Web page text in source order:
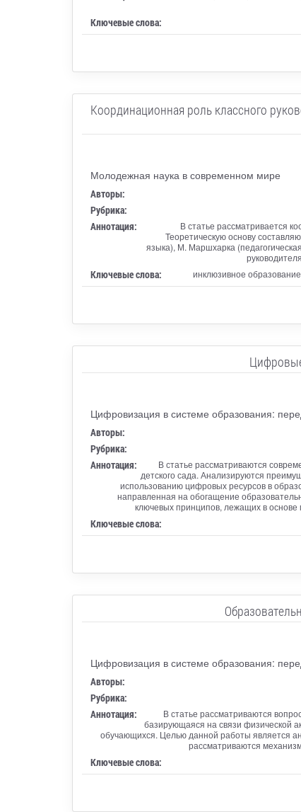
Ключевые слова:
Координационная роль классного
Молодежная наука в современном мире
Авторы:
Рубрика:
Аннотация:
В статье рассматривается
Теоретическую основу
языка), М. Маршхарка
Ключевые слова: инклюзивное
Цифровизация в системе образования:
Авторы:
Рубрика:
Аннотация:
В статье рассматриваются
детского сада. Анализируются
использованию цифровых ресурсов в
направленная на обогащение
ключевых принципов, лежащих в
Ключевые слова:
Цифровизация в системе образования:
Авторы:
Рубрика:
Аннотация:
В статье рассматриваются
базирующаяся на связи физической
обучающихся. Целью данной работы является
рассматриваются
Ключевые слова: